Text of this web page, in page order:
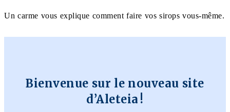
Un carme vous explique comment faire vos sirops vous-même.
Bienvenue sur le nouveau site
d’Aleteia !